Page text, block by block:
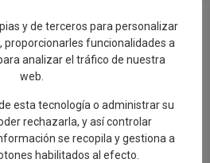
este nuevo programa, la Concejalía
con la promoción y difusión
con el impulso del turismo cultural
el año, ofreciendo actividades
por profesionales especializados y
de la empresa Visitas Talavera, que
y amenas para descubrir la
y de terceros para personalizar
proporcionarles funcionalidades a
analizar el tráfico de nuestra
web.
esta tecnología o administrar su
rechazarla, y así controlar
se recopila y gestiona a
habilitados al efecto.